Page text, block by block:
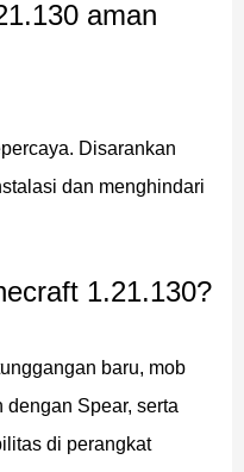
baru yang bisa
lebih cepat dan
gameplay
lautan, pulau
aman
Disarankan
dan menghindari
1.21.130?
baru, mob
Spear, serta
di perangkat